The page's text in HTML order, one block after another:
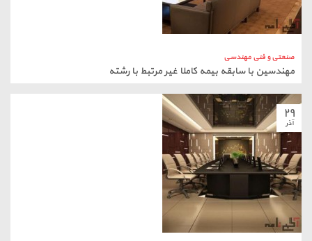
صنعتی و فنی مهندسی
مهندسین با سابقه بیمه کاملا غیر مرتبط با رشته
۲۹
آذر